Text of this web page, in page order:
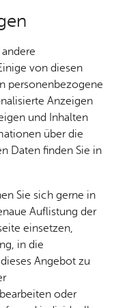
Ge­
sund­
heit &
kum
, von
für die
von diesen
personenbezogene
Anzeigen
und Inhalten
über die
Daten finden Sie in
Sie sich gerne in
Auflistung der
einsetzen,
in die
Angebot zu
oder